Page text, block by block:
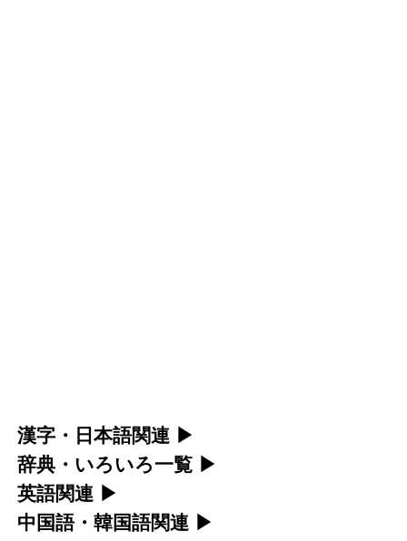
漢字・日本語関連 ▶
漢字の読み方検索、手書き入力、書き順練習な
ど、日本語学習に役立つツールを集めていま
す。
辞典・いろいろ一覧 ▶
部首・画数別の漢字一覧、熟語辞典、地名・駅
名検索など、各種リファレンスツールです。
英語関連 ▶
カタカナ語・略語の意味検索、発音記号、リス
中国語・韓国語関連 ▶